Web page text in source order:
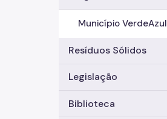
Município VerdeAzul
Resíduos Sólidos
Legislação
Biblioteca